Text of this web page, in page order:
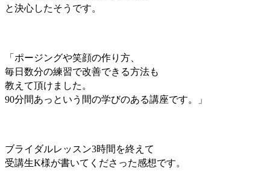
と決心したそうです。
「ポージングや笑顔の作り方、
毎日数分の練習で改善できる方法も
教えて頂けました。
90分間あっという間の学びのある講座です。」
ブライダルレッスン3時間を終えて
受講生K様が書いてくださった感想です。